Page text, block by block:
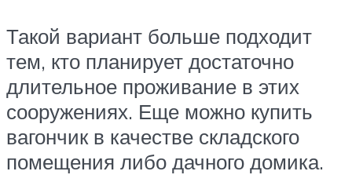
Такой вариант больше подходит
тем, кто планирует достаточно
длительное проживание в этих
сооружениях. Еще можно купить
вагончик в качестве складского
помещения либо дачного домика.